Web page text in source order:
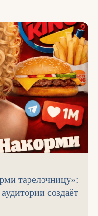
тарелочницу»:
создаёт